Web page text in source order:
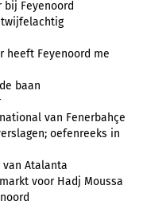
Feyenoord
twijfelachtig
heeft Feyenoord me
baan
van Fenerbahçe
oefenreeks in
van Atalanta
voor Hadj Moussa